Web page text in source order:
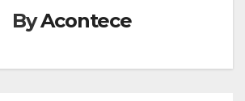
ByAcontece